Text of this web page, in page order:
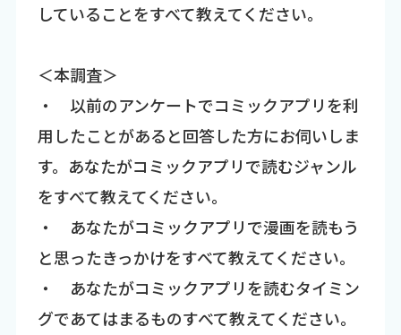
していることをすべて教えてください。
＜本調査＞
・ 以前のアンケートでコミックアプリを利
用したことがあると回答した方にお伺いしま
す。あなたがコミックアプリで読むジャンル
をすべて教えてください。
・ あなたがコミックアプリで漫画を読もう
と思ったきっかけをすべて教えてください。
・ あなたがコミックアプリを読むタイミン
グであてはまるものすべて教えてください。